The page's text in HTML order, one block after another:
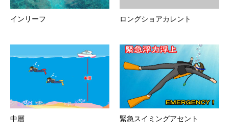
インリーフ ロングショアカレント
中層 緊急スイミングアセント